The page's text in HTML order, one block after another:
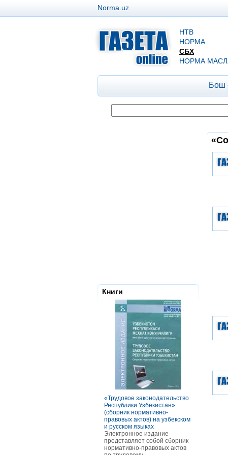
Norma.uz
НТВ
НОРМА
СБХ
НОРМА
Бош
Книги
«Трудовое законодательство
Республики Узбекистан»
(сборник нормативно-
правовых актов) на узбекском
и русском языках
Электронное издание
представляет собой сборник
нормативно-правовых актов
РАСЧЕТЫ
В книге
оплаты
отдельных